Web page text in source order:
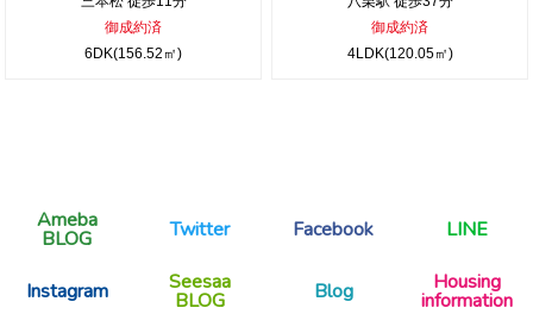
御成約済
6DK(156.52㎡)
御成約済
4LDK(120.05㎡)
Ameba
BLOG Twitter Facebook LINE
Instagram Seesaa
BLOG Blog Housing
information